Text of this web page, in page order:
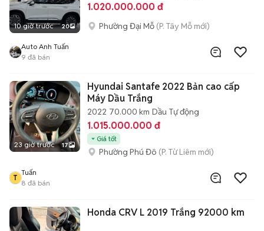
10 giờ trước 20
1.020.000.000 đ
Phường Đại Mỗ (P. Tây Mỗ mới)
Auto Anh Tuấn
9 đã bán
23 giờ trước 17
Hyundai Santafe 2022 Bản cao cấp
Máy Dầu Trắng
2022 70.000 km Dầu Tự động
1.015.000.000 đ
Giá tốt
Phường Phú Đô (P. Từ Liêm mới)
T
Tuấn
8 đã bán
Honda CRV L 2019 Trắng 92000 km